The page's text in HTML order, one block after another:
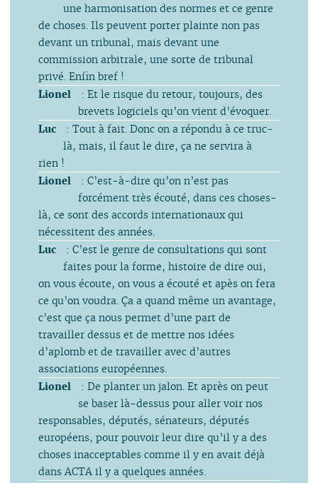
une harmonisation des normes et ce genre
de choses. Ils peuvent porter plainte non pas
devant un tribunal, mais devant une
commission arbitrale, une sorte de tribunal
privé. Enfin bref !
Lionel
: Et le risque du retour, toujours, des
brevets logiciels qu’on vient d’évoquer.
Luc
: Tout à fait. Donc on a répondu à ce truc-
là, mais, il faut le dire, ça ne servira à
rien !
Lionel
: C’est-à-dire qu’on n’est pas
forcément très écouté, dans ces choses-
là, ce sont des accords internationaux qui
nécessitent des années.
Luc
: C’est le genre de consultations qui sont
faites pour la forme, histoire de dire oui,
on vous écoute, on vous a écouté et apès on fera
ce qu’on voudra. Ça a quand même un avantage,
c’est que ça nous permet d’une part de
travailler dessus et de mettre nos idées
d’aplomb et de travailler avec d’autres
associations européennes.
Lionel
: De planter un jalon. Et après on peut
se baser là-dessus pour aller voir nos
responsables, députés, sénateurs, députés
européens, pour pouvoir leur dire qu’il y a des
choses inacceptables comme il y en avait déjà
dans ACTA il y a quelques années.